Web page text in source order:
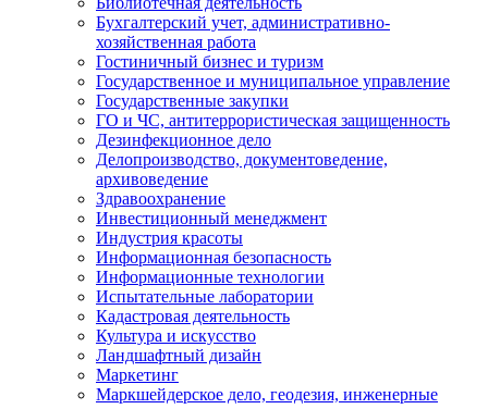
Бухгалтерский учет, административно-
хозяйственная работа
Гостиничный бизнес и туризм
Государственное и муниципальное управление
Государственные закупки
ГО и ЧС, антитеррористическая защищенность
Дезинфекционное дело
Делопроизводство, документоведение,
архивоведение
Здравоохранение
Инвестиционный менеджмент
Индустрия красоты
Информационная безопасность
Информационные технологии
Испытательные лаборатории
Кадастровая деятельность
Культура и искусство
Ландшафтный дизайн
Маркетинг
Маркшейдерское дело, геодезия, инженерные